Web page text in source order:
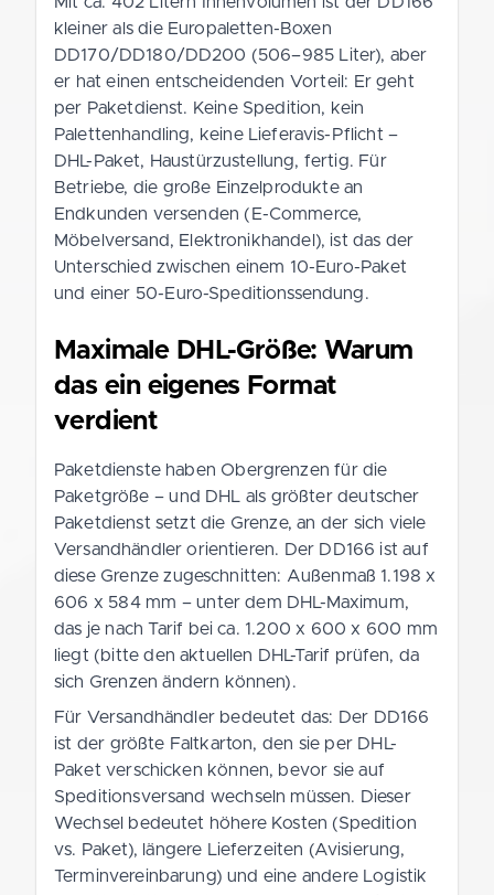
kleiner als die Europaletten-Boxen
DD170/DD180/DD200 (506–985 Liter), aber
er hat einen entscheidenden Vorteil: Er geht
per Paketdienst. Keine Spedition, kein
Palettenhandling, keine Lieferavis-Pflicht –
DHL-Paket, Haustürzustellung, fertig. Für
Betriebe, die große Einzelprodukte an
Endkunden versenden (E-Commerce,
Möbelversand, Elektronikhandel), ist das der
Unterschied zwischen einem 10-Euro-Paket
und einer 50-Euro-Speditionssendung.
Maximale DHL-Größe: Warum
das ein eigenes Format
verdient
Paketdienste haben Obergrenzen für die
Paketgröße – und DHL als größter deutscher
Paketdienst setzt die Grenze, an der sich viele
Versandhändler orientieren. Der DD166 ist auf
diese Grenze zugeschnitten: Außenmaß 1.198 x
606 x 584 mm – unter dem DHL-Maximum,
das je nach Tarif bei ca. 1.200 x 600 x 600 mm
liegt (bitte den aktuellen DHL-Tarif prüfen, da
sich Grenzen ändern können).
Für Versandhändler bedeutet das: Der DD166
ist der größte Faltkarton, den sie per DHL-
Paket verschicken können, bevor sie auf
Speditionsversand wechseln müssen. Dieser
Wechsel bedeutet höhere Kosten (Spedition
vs. Paket), längere Lieferzeiten (Avisierung,
Terminvereinbarung) und eine andere Logistik